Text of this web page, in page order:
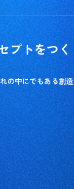
プトをつく
の中にでもある創造